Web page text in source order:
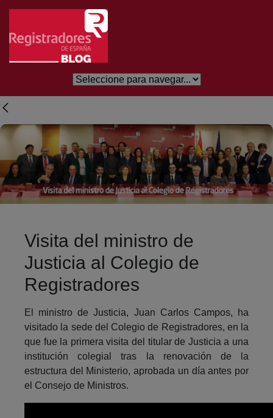
Eduki nagusira joan
Visita del ministro de
Justicia al Colegio de
Registradores
El ministro de Justicia, Juan Carlos Campos, ha
visitado la sede del Colegio de Registradores, en la
que fue la primera visita del titular de Justicia a una
institución colegial tras la renovación de la
estructura del Ministerio, aprobada un día antes por
el Consejo de Ministros.